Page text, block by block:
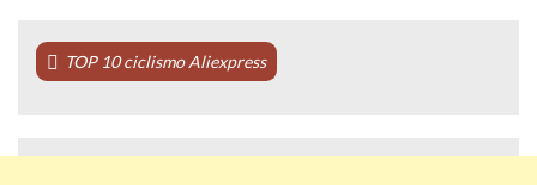
TOP 10 ciclismo Aliexpress